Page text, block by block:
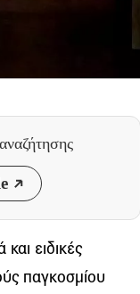
ειδικές
παγκοσμίου